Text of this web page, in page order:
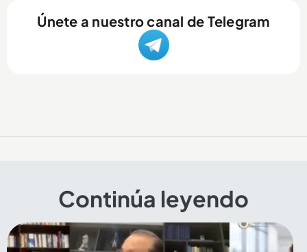
Únete a nuestro canal de Telegram
Continúa leyendo